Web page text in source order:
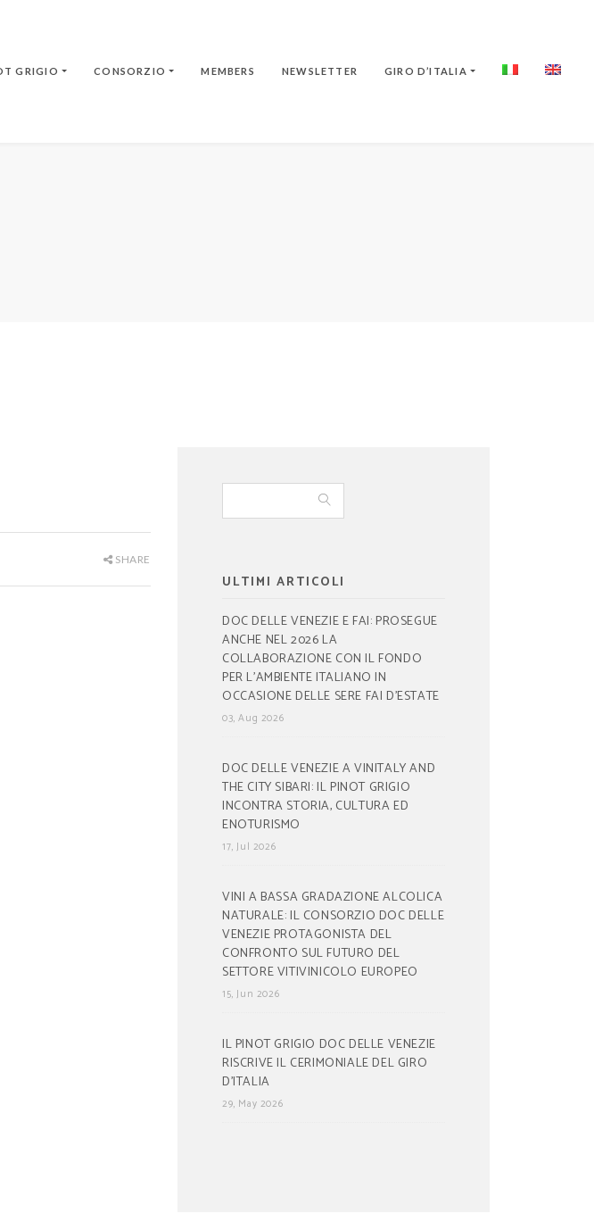
GRIGIO CONSORZIO MEMBERS NEWSLETTER GIRO D’ITALIA
SHARE
ULTIMI ARTICOLI
DOC DELLE VENEZIE E FAI: PROSEGUE
ANCHE NEL 2026 LA
COLLABORAZIONE CON IL FONDO
PER L’AMBIENTE ITALIANO IN
OCCASIONE DELLE SERE FAI D’ESTATE
03, Aug 2026
DOC DELLE VENEZIE A VINITALY AND
THE CITY SIBARI: IL PINOT GRIGIO
INCONTRA STORIA, CULTURA ED
ENOTURISMO
17, Jul 2026
VINI A BASSA GRADAZIONE ALCOLICA
NATURALE: IL CONSORZIO DOC DELLE
VENEZIE PROTAGONISTA DEL
CONFRONTO SUL FUTURO DEL
SETTORE VITIVINICOLO EUROPEO
15, Jun 2026
IL PINOT GRIGIO DOC DELLE VENEZIE
RISCRIVE IL CERIMONIALE DEL GIRO
D’ITALIA
29, May 2026